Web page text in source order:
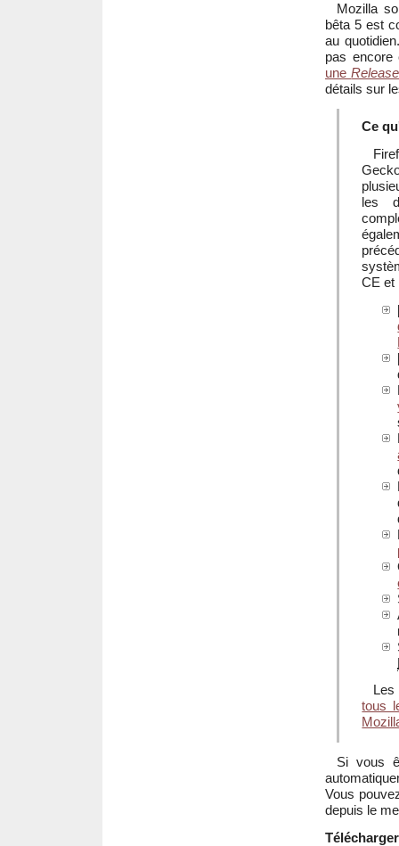
Mozilla
bêta 5 est
au
pas
une
détails sur
Ce
les
CE et
tous
Si vous
Vous
depuis le